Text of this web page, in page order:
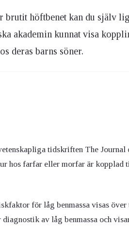
höftbenet kan du själv
akademin kunnat visa
deras barns söner.
tidskriften The
hos farfar eller morfar är kopplad
för låg benmassa visas
av låg benmassa och